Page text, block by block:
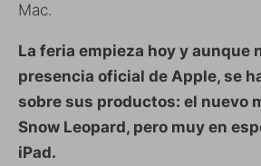
Mac.
La feria empieza hoy y aunque
presencia oficial de Apple, se
sobre sus productos: el nuevo
Snow Leopard, pero muy en
iPad.